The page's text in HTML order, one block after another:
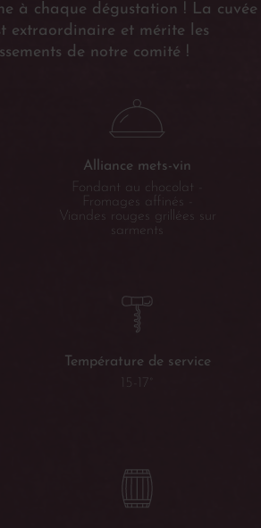
à chaque dégustation ! La cuvée
extraordinaire et mérite les
de notre comité !
Alliance mets-vin
Fondant au chocolat -
Fromages affinés -
Viandes rouges grillées sur
sarments
Température de service
15-17°